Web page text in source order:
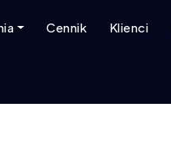
Cennik Klienci